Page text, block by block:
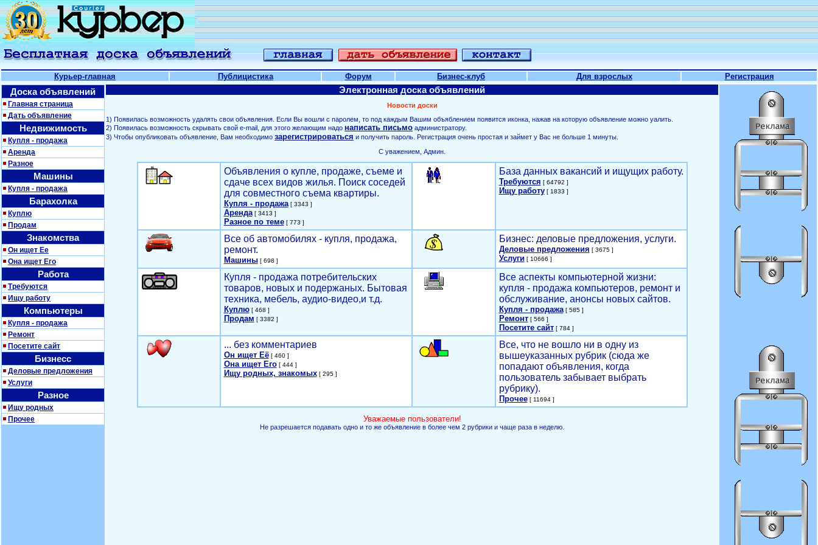
Курьер-главная Публицистика Форум Бизнес-клуб Для взрослых Регистрация
Доска объявлений
Главная страница
Дать объявление
Недвижимость
Купля - продажа
Аренда
Разное
Машины
Купля - продажа
Барахолка
Куплю
Продам
Знакомства
Он ищет Ее
Она ищет Его
Работа
Требуются
Ищу работу
Компьютеры
Купля - продажа
Ремонт
Посетите сайт
Бизнесс
Деловые предложения
Услуги
Разное
Ищу родных
Прочее
Электронная доска объявлений
Новости доски
1) Появилась возможность удалять свои объявления. Если Вы вошли с паролем, то под каждым Вашим объяблением появится иконка, нажав на которую объявление можно уалить.
2) Появилась возможность скрывать свой е-mail, для этого желающим надо написать письмо администратору.
3) Чтобы опубликовать объявление, Вам необходимо зарегистрироваться и получить пароль. Регистрация очень простая и займет у Вас не больше 1 минуты.
С уважением, Админ.
Объявления о купле, продаже, съеме и
сдаче всех видов жилья. Поиск соседей
для совместного съема квартиры.
Купля - продажа[ 3343 ]
Аренда[ 3413 ]
Разное по теме[ 773 ]
База данных вакансий и ищущих работу.
Требуются [ 64792 ]
Ищу работу[ 1833 ]
Все об автомобилях - купля, продажа,
ремонт.
Машины[ 698 ]
Бизнес: деловые предложения, услуги.
Деловые предложения [ 3675 ]
Услуги[ 10666 ]
Купля - продажа потребительских
товаров, новых и подержаных. Бытовая
техника, мебель, аудио-видео,и т.д.
Куплю[ 468 ]
Продам [ 3382 ]
Все аспекты компьютерной жизни:
купля - продажа компьютеров, ремонт и
обслуживание, анонсы новых сайтов.
Купля - продажа[ 585 ]
Ремонт[ 566 ]
Посетите сайт[ 784 ]
... без комментариев
Он ищет Её[ 460 ]
Она ищет Его[ 444 ]
Ищу родных, знакомых[ 295 ]
Все, что не вошло ни в одну из
вышеуказанных рубрик (сюда же
попадают объявления, когда
пользователь забывает выбрать
рубрику).
Прочее[ 11694 ]
Уважаемые пользователи!
Не разрешается подавать одно и то же объявление в более чем 2 рубрики и чаще раза в неделю.